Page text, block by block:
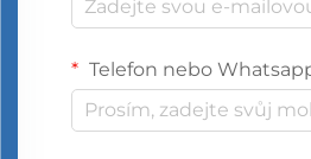
Telefon nebo